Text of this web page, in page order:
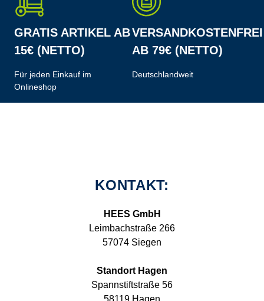
GRATIS ARTIKEL AB
15€ (NETTO)
Für jeden Einkauf im
Onlineshop
VERSANDKOSTENFREI
AB 79€ (NETTO)
Deutschlandweit
KONTAKT:
HEES GmbH
Leimbachstraße 266
57074 Siegen
Standort Hagen
Spannstiftstraße 56
58119 Hagen